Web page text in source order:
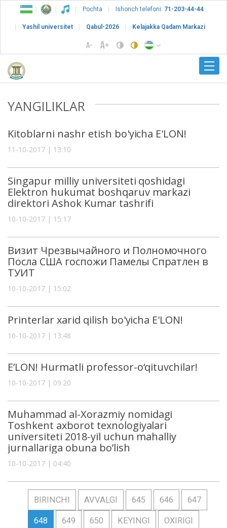
Pochta Ishonch telefoni: 71-203-44-44
Yashil universitet Qabul-2026 Kelajakka Qadam Markazi
YANGILIKLAR
Kitoblarni nashr etish bo'yicha E'LON!
11-10-2017 | 13:10
Singapur milliy universiteti qoshidagi
Elektron hukumat boshqaruv markazi
direktori Ashok Kumar tashrifi
10-10-2017 | 15:17
Визит Чрезвычайного и Полномочного
Посла США госпожи Памелы Спратлен в
ТУИТ
10-10-2017 | 15:02
Printerlar xarid qilish bo'yicha E'LON!
10-10-2017 | 13:48
E’LON! Hurmatli professor-o‘qituvchilar!
10-10-2017 | 09:20
Muhammad al-Xorazmiy nomidagi
Toshkent axborot texnologiyalari
universiteti 2018-yil uchun mahalliy
jurnallariga obuna bo’lish
10-10-2017 | 04:40
BIRINCHI AVVALGI 645 646 647
648 649 650 KEYINGI OXIRIGI